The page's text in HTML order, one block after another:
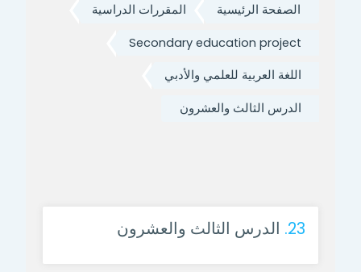
الصفحة الرئيسية المقررات الدراسية
Secondary education project
اللغة العربية للعلمي والأدبي
الدرس الثالث والعشرون
23. الدرس الثالث والعشرون